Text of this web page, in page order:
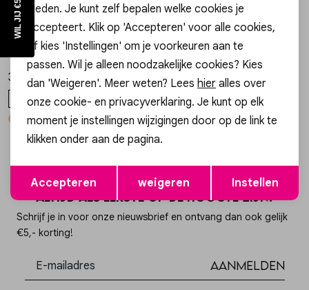
Style dit met
Gossip
SCHAKELRIEM GARCIA SCHAKELRIEM GARCIA
34,99
ONE SIZE
1/2
14,99
+ 1
ONE SIZE
Altijd als eerste op de hoogte zijn?
Schrijf je in voor onze nieuwsbrief en ontvang dan ook gelijk
€5,- korting!
Aanmelden
Opslaan
bieden. Je kunt zelf bepalen welke cookies je
accepteert. Klik op 'Accepteren' voor alle cookies,
of kies 'Instellingen' om je voorkeuren aan te
passen. Wil je alleen noodzakelijke cookies? Kies
dan 'Weigeren'. Meer weten? Lees hier alles over
onze cookie- en privacyverklaring. Je kunt op elk
moment je instellingen wijzigingen door op de link te
klikken onder aan de pagina.
Accepteren weigeren Instellen